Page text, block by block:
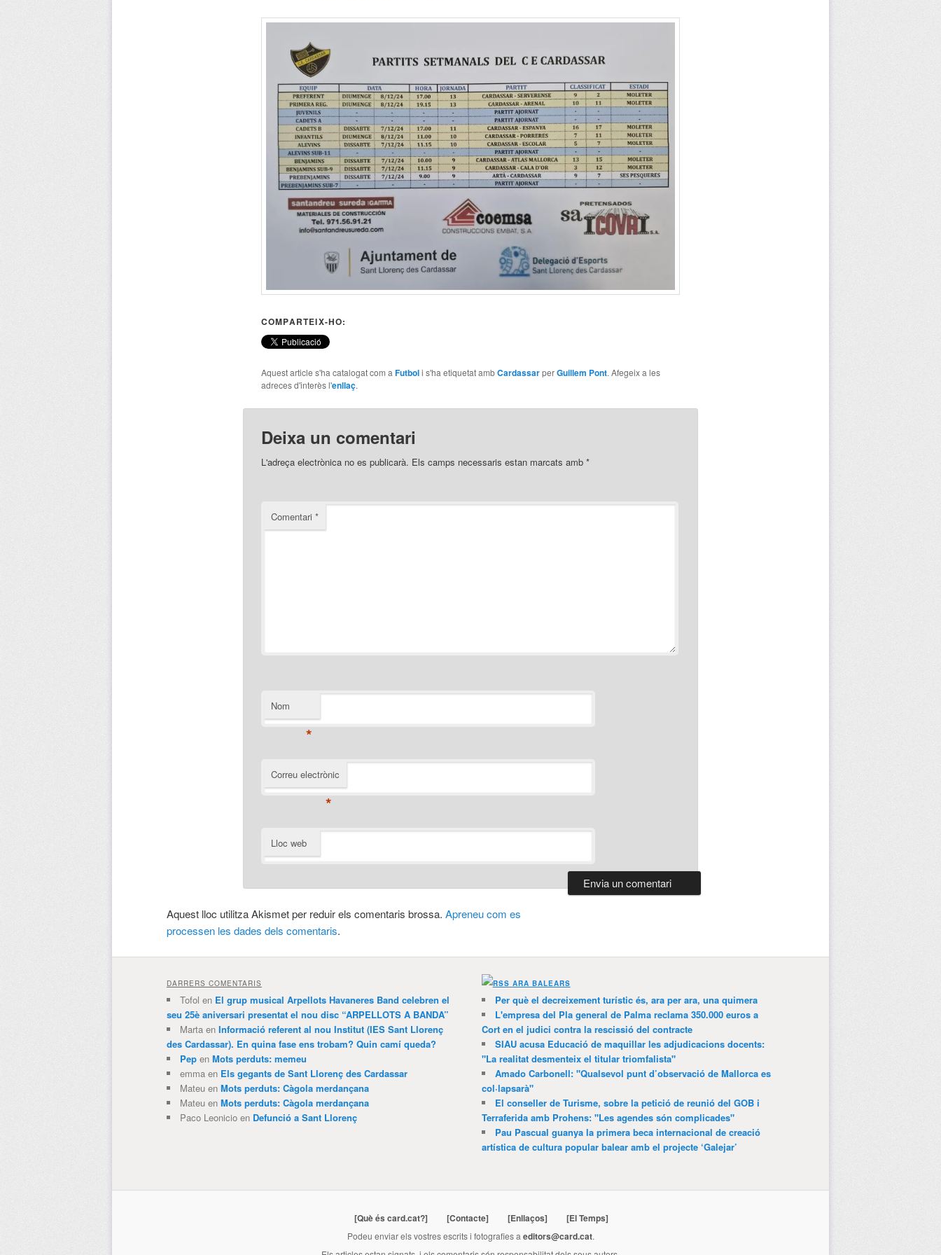
COMPARTEIX-HO:
Aquest article s'ha catalogat com a Futboli s'ha etiquetat ambCardassarperGuillem Pont. Afegeix a les
adreces d'interès l'enllaç.
Deixa un comentari
L'adreça electrònica no es publicarà. Els camps necessaris estan marcats amb *
Comentari *
Nom
*
Correu electrònic
*
Lloc web
Aquest lloc utilitza Akismet per reduir els comentaris brossa. Apreneu com es
processen les dades dels comentaris.
DARRERS COMENTARIS
Tofol en El grup musical Arpellots Havaneres Band celebren el
seu 25è aniversari presentat el nou disc “ARPELLOTS A BANDA”
Martaen Informació referent al nou Institut (IES Sant Llorenç
des Cardassar). En quina fase ens trobam? Quin camí queda?
Pepen Mots perduts: memeu
emmaen Els gegants de Sant Llorenç des Cardassar
Mateuen Mots perduts: Càgola merdançana
Mateuen Mots perduts: Càgola merdançana
Paco Leonicioen Defunció a Sant Llorenç
ARA BALEARS
Per què el decreixement turístic és, ara per ara, una quimera
L'empresa del Pla general de Palma reclama 350.000 euros a
Cort en el judici contra la rescissió del contracte
SIAU acusa Educació de maquillar les adjudicacions docents:
"La realitat desmenteix el titular triomfalista"
Amado Carbonell: "Qualsevol punt d’observació de Mallorca es
col·lapsarà"
El conseller de Turisme, sobre la petició de reunió del GOB i
Terraferida amb Prohens: "Les agendes són complicades"
Pau Pascual guanya la primera beca internacional de creació
artística de cultura popular balear amb el projecte ‘Galejar’
[Què és card.cat?] [Contacte] [Enllaços] [El Temps]
Podeu enviar els vostres escrits i fotografies a editors@card.cat.